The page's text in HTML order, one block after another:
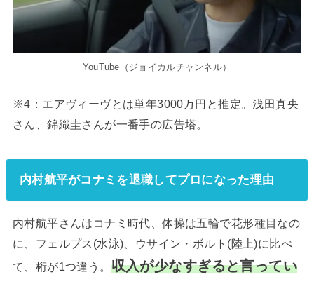
YouTube（ジョイカルチャンネル）
※4：エアヴィーヴとは単年3000万円と推定。浅田真央
さん、錦織圭さんが一番手の広告塔。
内村航平がコナミを退職してプロになった理由
内村航平さんはコナミ時代、体操は五輪で花形種目なの
に、フェルプス(水泳)、ウサイン・ボルト(陸上)に比べ
て、桁が1つ違う。 収入が少なすぎると言ってい